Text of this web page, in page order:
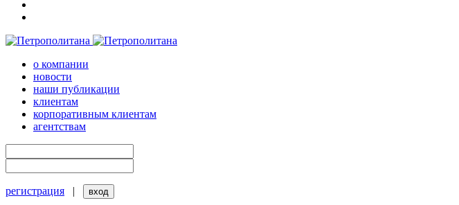
о компании
новости
наши публикации
клиентам
корпоративным клиентам
агентствам
регистрация |